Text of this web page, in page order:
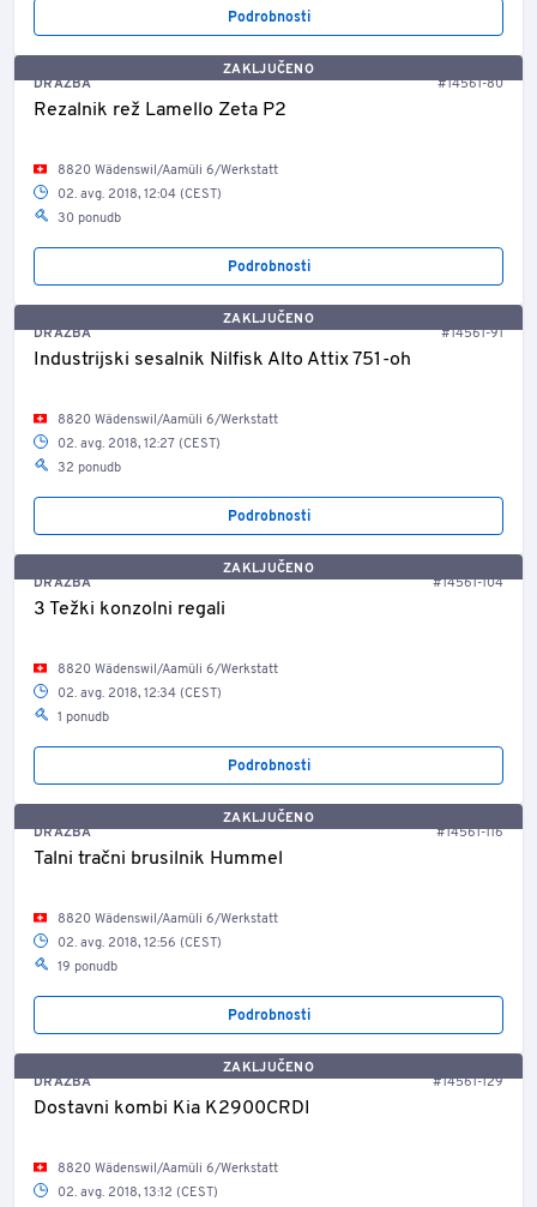
Podrobnosti
ZAKLJUČENO
DRAŽBA
#14561-80
Rezalnik rež Lamello Zeta P2
8820 Wädenswil/Aamüli 6/Werkstatt
02. avg. 2018, 12:04 (CEST)
30 ponudb
Podrobnosti
ZAKLJUČENO
DRAŽBA
#14561-91
Industrijski sesalnik Nilfisk Alto Attix 751-oh
8820 Wädenswil/Aamüli 6/Werkstatt
02. avg. 2018, 12:27 (CEST)
32 ponudb
Podrobnosti
ZAKLJUČENO
DRAŽBA
#14561-104
3 Težki konzolni regali
8820 Wädenswil/Aamüli 6/Werkstatt
02. avg. 2018, 12:34 (CEST)
1 ponudb
Podrobnosti
ZAKLJUČENO
DRAŽBA
#14561-116
Talni tračni brusilnik Hummel
8820 Wädenswil/Aamüli 6/Werkstatt
02. avg. 2018, 12:56 (CEST)
19 ponudb
Podrobnosti
ZAKLJUČENO
DRAŽBA
#14561-129
Dostavni kombi Kia K2900CRDI
8820 Wädenswil/Aamüli 6/Werkstatt
02. avg. 2018, 13:12 (CEST)